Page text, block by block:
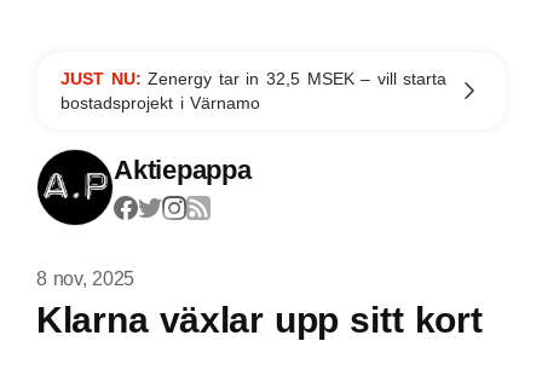
JUST NU:Zenergy tar in 32,5 MSEK – vill starta
bostadsprojekt i Värnamo
Aktiepappa
8 nov, 2025
Klarna växlar upp sitt kort